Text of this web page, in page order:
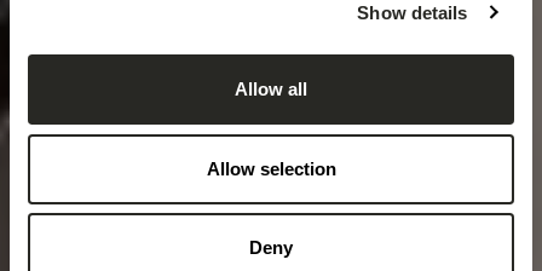
Show details
Allow all
Allow selection
Deny